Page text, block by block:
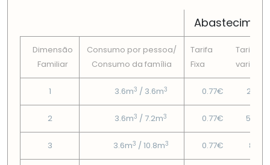
Dimensão
Familiar
Consumo por pessoa/
Consumo da famí­lia
Tarifa
Fixa
Tarifa
variável
1 3.6m3 / 3.6m3 0.77€ 2.39€
2 3.6m3 / 7.2m3 0.77€ 5.44€
3 3.6m3 / 10.8m3 0.77€ 8.9€